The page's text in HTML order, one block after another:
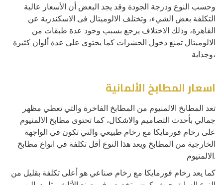
وحسب النوع ودرجة الجودة وقد يجد البعض أن الأسعار عالية
التكلفة بعض الشيء، وتختلف الالوميتال فى الاسكندرية عن
القاهرة، وذلك الاختلاف يرجع بسبب وجود عدة طبقات من
الالوميتال تمنع دخول الحشرات كما يحتوى على عدة ألوان كثيرة
وجذابة،
اسعار المطابخ الألمانية
تعد المطابخ الالمنيوم من المطابخ الفاخرة والتي تعطي مظهر
جمالي بأحدث التصاميم والاشكال، كما تحتوى مطابخ الالمنيوم
على رخام فورمايكا مع رخام طبيعي والتي تكون في الواجهة
الخارجية من المطابخ ويعد هذا النوع أقل تكلفة في انواع مطابخ
الالمنيوم.
كما يعد رخام فورمايكا مع رخام صناعي هو أعلى تكلفة بقليل من